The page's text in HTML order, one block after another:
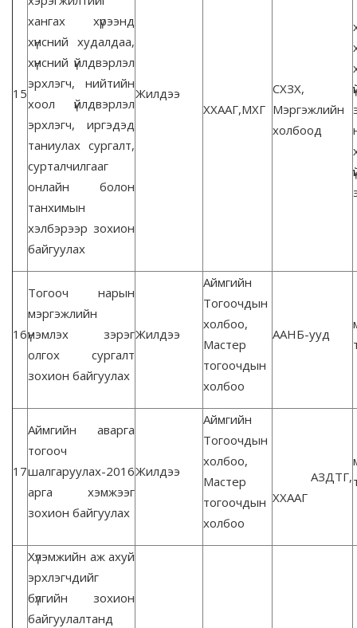
15
хангах хүрээнд
хүнсний худалдаа,
хүнсний үйлдвэрлэл
эрхлэгч, нийтийн
хоол үйлдвэрлэл
эрхлэгч, иргэдэд
таниулах сургалт,
сурталчилгааг
онлайн болон
танхимын
хэлбэрээр зохион
байгуулах
Жилдээ
ХХААГ,МХГ
СХЗХ,
Мэргэжлийн
холбоод
16
Тогооч нарын
мэргэжлийн
үнэмлэх зэрэг
олгох сургалт
зохион байгуулах
Жилдээ
Аймгийн
Тогоочдын
холбоо,
Мастер
тогоочдын
холбоо
ААНБ-ууд
17
Аймгийн аварга
тогооч
шалгаруулах-2016
арга хэмжээг
зохион байгуулах
Жилдээ
Аймгийн
Тогоочдын
холбоо,
Мастер
тогоочдын
холбоо
АЗДТГ,
ХХААГ
Хүлэмжийн аж ахуй
эрхлэгчдийг
бүлгийн зохион
байгуулалтанд